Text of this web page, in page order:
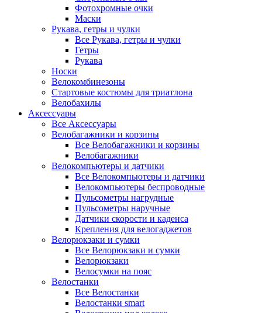
Фотохромные очки
Маски
Рукава, гетры и чулки
Все Рукава, гетры и чулки
Гетры
Рукава
Носки
Велокомбинезоны
Стартовые костюмы для триатлона
Велобахилы
Аксессуары
Все Аксессуары
Велобагажники и корзины
Все Велобагажники и корзины
Велобагажники
Велокомпьютеры и датчики
Все Велокомпьютеры и датчики
Велокомпьютеры беспроводные
Пульсометры нагрудные
Пульсометры наручные
Датчики скорости и каденса
Крепления для велогаджетов
Велорюкзаки и сумки
Все Велорюкзаки и сумки
Велорюкзаки
Велосумки на пояс
Велостанки
Все Велостанки
Велостанки smart